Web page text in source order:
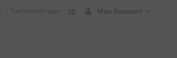
Mijn Account
| Treinmeldingen 12